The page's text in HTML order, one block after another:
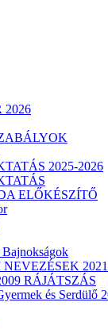
2026
2025-2026
ELŐKÉSZÍTŐ
RÁJÁTSZÁS
és